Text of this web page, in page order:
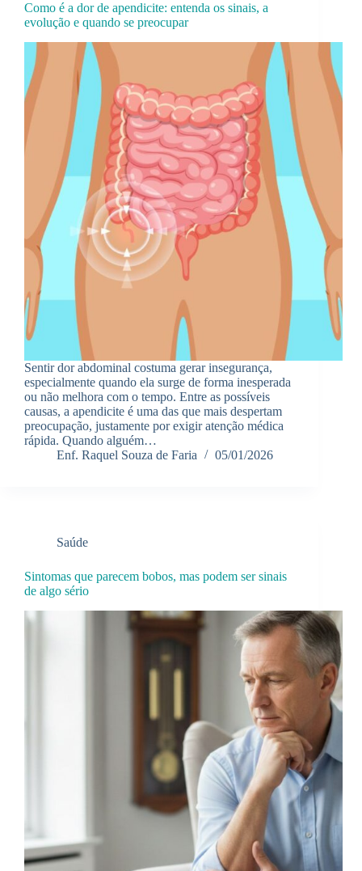
Como é a dor de apendicite: entenda os sinais, a
evolução e quando se preocupar
Sentir dor abdominal costuma gerar insegurança,
especialmente quando ela surge de forma inesperada
ou não melhora com o tempo. Entre as possíveis
causas, a apendicite é uma das que mais despertam
preocupação, justamente por exigir atenção médica
rápida. Quando alguém…
Enf. Raquel Souza de Faria
05/01/2026
Saúde
Sintomas que parecem bobos, mas podem ser sinais
de algo sério